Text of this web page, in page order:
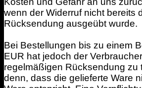
wenn der Widerruf nicht bereits
Rücksendung ausgeübt wurde.
Bei Bestellungen bis zu einem
EUR hat jedoch der
regelmäßigen Rücksendung zu
denn, dass die gelieferte Ware